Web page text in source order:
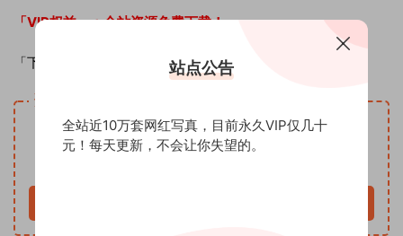
「VIP权益」：全站资源免费下载！
「下载方式」：百度云网盘
资源下载
下载价格 VIP专享
站点公告
全站近10万套网红写真，目前永久VIP仅几十
元！每天更新，不会让你失望的。